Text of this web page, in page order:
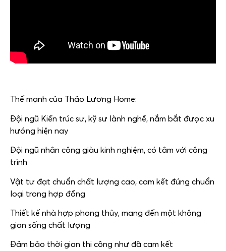
Thế mạnh của Thảo Lương Home:
Đội ngũ Kiến trúc sư, kỹ sư lành nghề, nắm bắt được xu
hướng hiện nay
Đội ngũ nhân công giàu kinh nghiệm, có tâm với công
trình
Vật tư đạt chuẩn chất lượng cao, cam kết đúng chuẩn
loại trong hợp đồng
Thiết kế nhà hợp phong thủy, mang đến một không
gian sống chất lượng
Đảm bảo thời gian thi công như đã cam kết